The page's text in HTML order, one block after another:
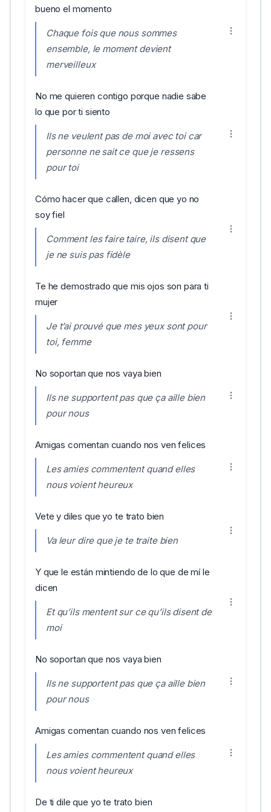
bueno el momento
Chaque fois que nous sommes
ensemble, le moment devient
merveilleux
No me quieren contigo porque nadie sabe
lo que por ti siento
Ils ne veulent pas de moi avec toi car
personne ne sait ce que je ressens
pour toi
Cómo hacer que callen, dicen que yo no
soy fiel
Comment les faire taire, ils disent que
je ne suis pas fidèle
Te he demostrado que mis ojos son para ti
mujer
Je t’ai prouvé que mes yeux sont pour
toi, femme
No soportan que nos vaya bien
Ils ne supportent pas que ça aille bien
pour nous
Amigas comentan cuando nos ven felices
Les amies commentent quand elles
nous voient heureux
Vete y diles que yo te trato bien
Va leur dire que je te traite bien
Y que le están mintiendo de lo que de mí le
dicen
Et qu’ils mentent sur ce qu’ils disent de
moi
No soportan que nos vaya bien
Ils ne supportent pas que ça aille bien
pour nous
Amigas comentan cuando nos ven felices
Les amies commentent quand elles
nous voient heureux
De ti dile que yo te trato bien